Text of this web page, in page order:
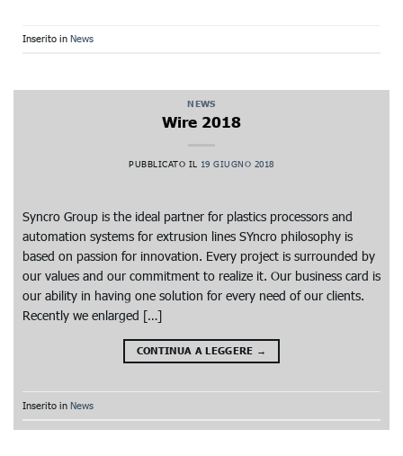
Inserito in News
NEWS
Wire 2018
PUBBLICATO IL 19 GIUGNO 2018
Syncro Group is the ideal partner for plastics processors and
automation systems for extrusion lines SYncro philosophy is
based on passion for innovation. Every project is surrounded by
our values and our commitment to realize it. Our business card is
our ability in having one solution for every need of our clients.
Recently we enlarged […]
CONTINUA A LEGGERE →
Inserito in News